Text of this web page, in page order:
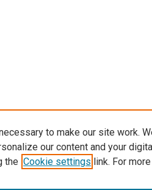
to make our site work.
our content and your
the Cookie settings link. For